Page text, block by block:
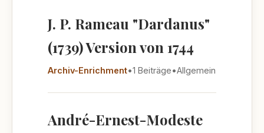
J. P. Rameau "Dardanus"
(1739) Version von 1744
Archiv-Enrichment•1 Beiträge•Allgemein
André-Ernest-Modeste